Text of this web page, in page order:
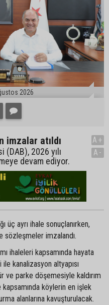
2026
imzalar atıldı
(DAB), 2026 yılı
devam ediyor.
A+
A-
üç ayrı ihale sonuçlanırken,
sözleşmeler imzalandı.
ihaleleri kapsamında hayata
kanalizasyon altyapısı
ve parke döşemesiyle kaldırım
köylerin en işlek
alanlarına kavuşturulacak.